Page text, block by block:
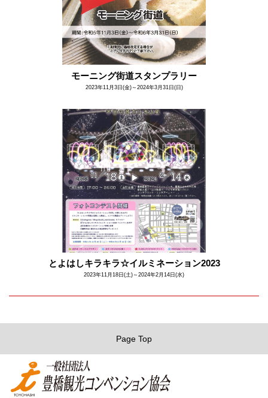
モーニング街道スタンプラリー
2023年11月3日(金)～2024年3月31日(日)
とよはしキラキラ☆イルミネーション2023
2023年11月18日(土)～2024年2月14日(水)
Page Top